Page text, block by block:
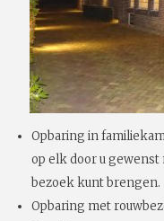
Opbaring in
op elk door u gewenst
bezoek kunt brengen.
Opbaring met